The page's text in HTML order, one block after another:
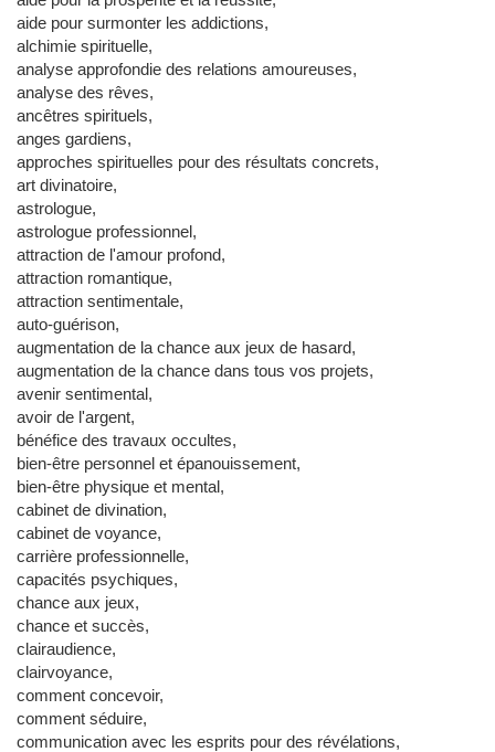
aide pour surmonter les addictions,
alchimie spirituelle,
analyse approfondie des relations amoureuses,
analyse des rêves,
ancêtres spirituels,
anges gardiens,
approches spirituelles pour des résultats concrets,
art divinatoire,
astrologue,
astrologue professionnel,
attraction de l'amour profond,
attraction romantique,
attraction sentimentale,
auto-guérison,
augmentation de la chance aux jeux de hasard,
augmentation de la chance dans tous vos projets,
avenir sentimental,
avoir de l'argent,
bénéfice des travaux occultes,
bien-être personnel et épanouissement,
bien-être physique et mental,
cabinet de divination,
cabinet de voyance,
carrière professionnelle,
capacités psychiques,
chance aux jeux,
chance et succès,
clairaudience,
clairvoyance,
comment concevoir,
comment séduire,
communication avec les esprits pour des révélations,